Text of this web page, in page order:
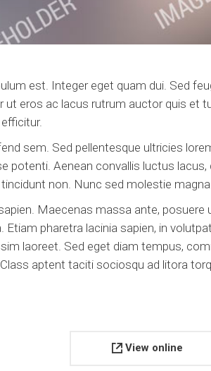
est. Integer eget quam dui. Sed
eros ac lacus rutrum auctor quis et
sem. Sed pellentesque ultricies
potenti. Aenean convallis luctus
non. Nunc sed molestie magna.
Maecenas massa ante,
pharetra lacinia sapien, in
laoreet. Sed eget diam tempus,
aptent taciti sociosqu ad litora
View online